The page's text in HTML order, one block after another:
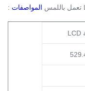
المواصفات :